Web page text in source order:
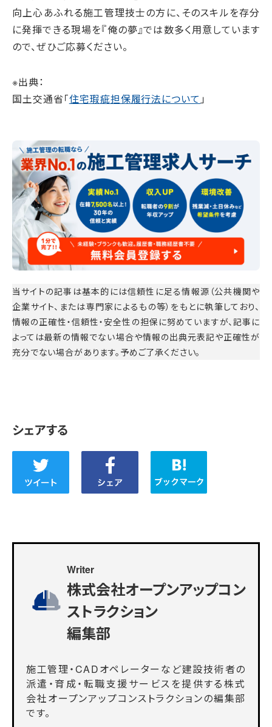
向上心あふれる施工管理技士の方に、そのスキルを存分
に発揮できる現場を『俺の夢』では数多く用意しています
ので、ぜひご応募ください。
※出典：
国土交通省「住宅瑕疵担保履行法について 」
当サイトの記事は基本的には信頼性に足る情報源（公共機関や
企業サイト、または専門家によるもの等）をもとに執筆しており、
情報の正確性・信頼性・安全性の担保に努めていますが、記事に
よっては最新の情報でない場合や情報の出典元表記や正確性が
充分でない場合があります。予めご了承ください。
シェアする
Writer
株式会社オープンアップコン
ストラクション
編集部
施工管理・CADオペレーターなど建設技術者の
派遣・育成・転職支援サービスを提供する株式
会社オープンアップコンストラクションの編集部
です。